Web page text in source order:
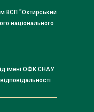
ВСП "Охтирський
національного
імені ОФК СНАУ